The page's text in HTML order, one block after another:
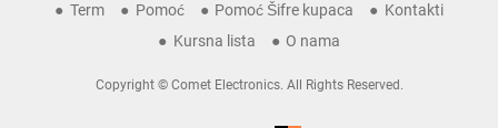
Term Pomoć Pomoć Šifre kupaca
Kontakti
Kursna lista
O nama
Copyright © Comet Electronics. All Rights Reserved.